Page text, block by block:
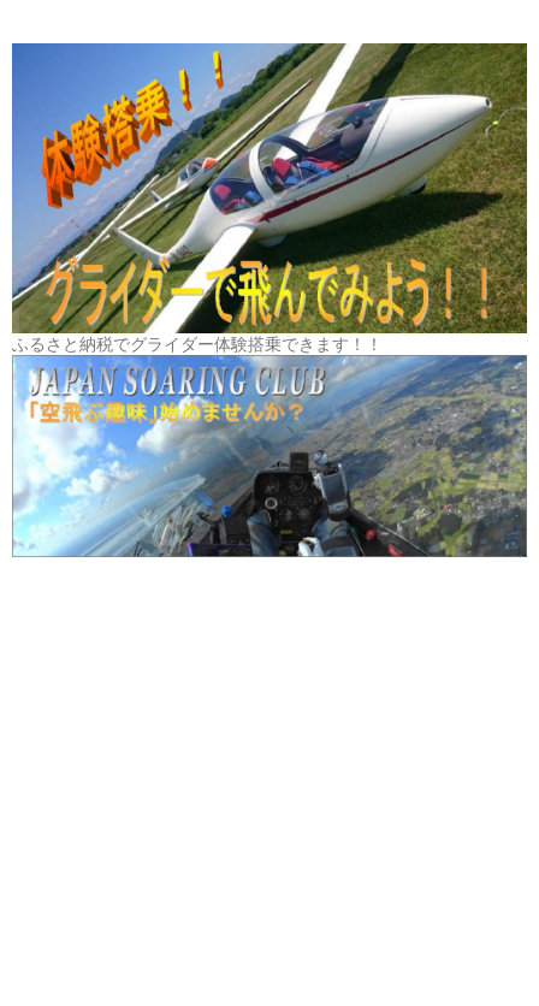
ふるさと納税でグライダー体験搭乗できます！！